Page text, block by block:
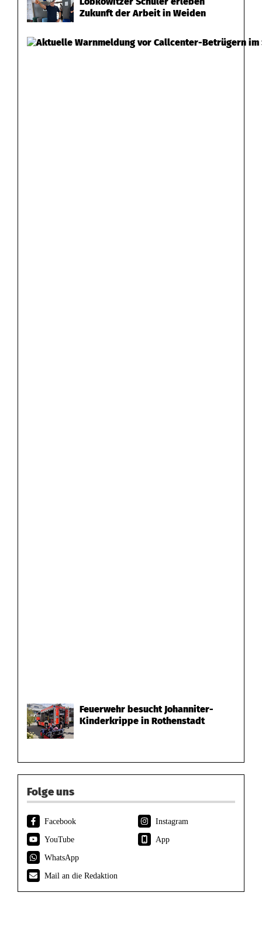
Zukunft der Arbeit in Weiden
Feuerwehr besucht Johanniter-
Kinderkrippe in Rothenstadt
Folge uns
Facebook
Instagram
YouTube
App
WhatsApp
Mail an die Redaktion